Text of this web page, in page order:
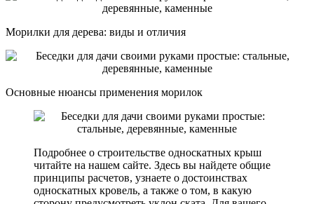
Морилки для дерева: виды и отличия
Основные нюансы применения морилок
Подробнее о строительстве односкатных крыш
читайте на нашем сайте. Здесь вы найдете общие
принципы расчетов, узнаете о достоинствах
односкатных кровель, а также о том, в какую